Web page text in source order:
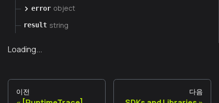
error object
result string
Loading...
이전 다음